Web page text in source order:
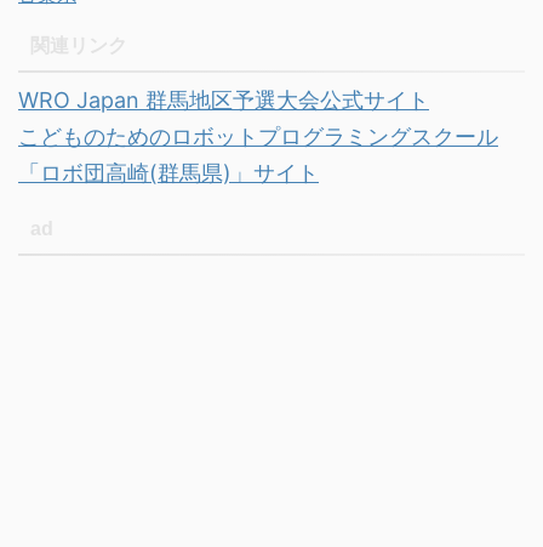
WRO Japan 群馬地区予選大会公式サイト
こどものためのロボットプログラミングスクール
「ロボ団高崎(群馬県)」サイト